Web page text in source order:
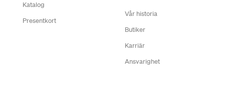
Katalog
Presentkort
Vår historia
Butiker
Karriär
Ansvarighet